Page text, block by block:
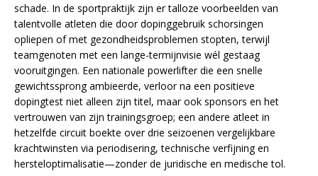
schade. In de sportpraktijk zijn er talloze voorbeelden van
talentvolle atleten die door dopinggebruik schorsingen
opliepen of met gezondheidsproblemen stopten, terwijl
teamgenoten met een lange-termijnvisie wél gestaag
vooruitgingen. Een nationale powerlifter die een snelle
gewichtssprong ambieerde, verloor na een positieve
dopingtest niet alleen zijn titel, maar ook sponsors en het
vertrouwen van zijn trainingsgroep; een andere atleet in
hetzelfde circuit boekte over drie seizoenen vergelijkbare
krachtwinsten via periodisering, technische verfijning en
hersteloptimalisatie—zonder de juridische en medische tol.